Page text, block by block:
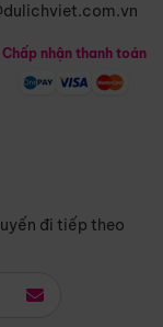
đi tiếp theo
Chấp nhận thanh toán